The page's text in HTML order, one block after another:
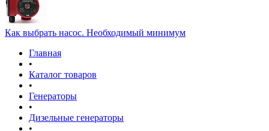
Как выбрать насос. Необходимый минимум
Главная
•
Каталог товаров
•
Генераторы
•
Дизельные генераторы
•